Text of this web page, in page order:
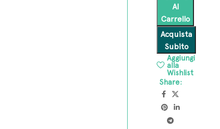
Al
Carrello
Acquista
Subito
Aggiungi
alla
Wishlist
Share: